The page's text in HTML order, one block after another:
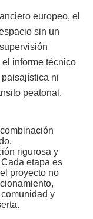
europeo, el
sin un
informe técnico
ni
peatonal.
rigurosa y
etapa es
proyecto no
y